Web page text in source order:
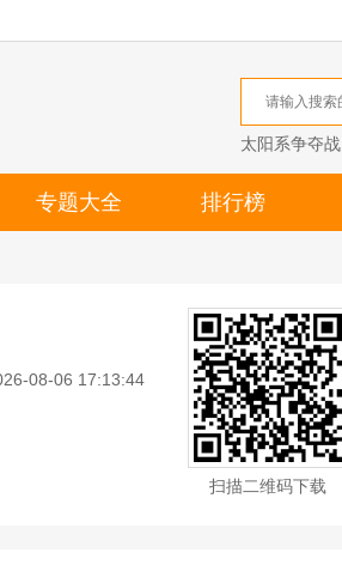
太阳系争夺战
专题大全 排行榜
08-06 17:13:44
扫描二维码下载